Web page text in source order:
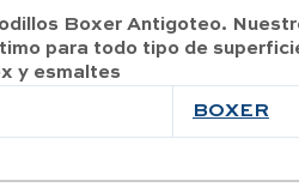
Boxer Antigoteo.
para todo tipo de
y esmaltes
BOXER